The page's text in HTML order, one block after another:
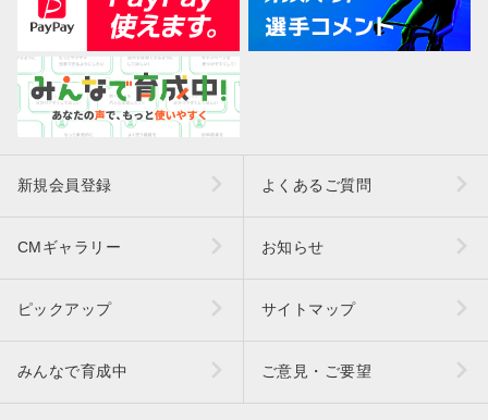
新規会員登録 よくあるご質問
CMギャラリー お知らせ
ピックアップ サイトマップ
みんなで育成中 ご意見・ご要望